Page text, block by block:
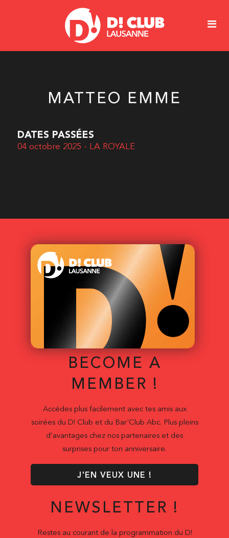
MATTEO EMME
DATES PASSÉES
04 octobre 2025 - LA ROYALE
BECOME A
MEMBER !
Accédes plus facilement avec tes amis aux
soirées du D! Club et du Bar'Club Abc. Plus pleins
d’avantages chez nos partenaires et des
surprises pour ton anniversaire.
J'EN VEUX UNE !
NEWSLETTER !
Restes au courant de la programmation du D!